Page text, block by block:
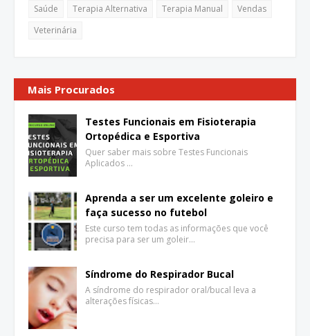
Saúde
Terapia Alternativa Terapia Manual
Vendas
Veterinária
Mais Procurados
Testes Funcionais em Fisioterapia
Ortopédica e Esportiva
Quer saber mais sobre Testes Funcionais
Aplicados …
Aprenda a ser um excelente goleiro e
faça sucesso no futebol
Este curso tem todas as informações que você
precisa para ser um goleir…
Síndrome do Respirador Bucal
A síndrome do respirador oral/bucal leva a
alterações físicas…